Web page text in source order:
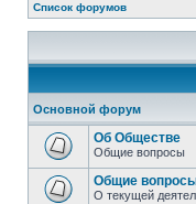
Список форумов
Основной форум
Об Обществе
Общие вопросы
Общие
О текущей